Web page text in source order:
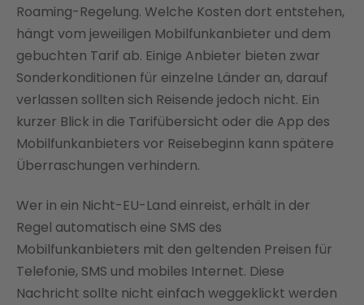
Roaming-Regelung. Welche Kosten dort entstehen,
hängt vom jeweiligen Mobilfunkanbieter und dem
gebuchten Tarif ab. Einige Anbieter bieten zwar
Sonderkonditionen für einzelne Länder an, darauf
verlassen sollten sich Reisende jedoch nicht. Ein
kurzer Blick in die Tarifübersicht oder die App des
Mobilfunkanbieters vor Reisebeginn kann spätere
Überraschungen verhindern.
Wer in ein Nicht-EU-Land einreist, erhält in der
Regel automatisch eine SMS des
Mobilfunkanbieters mit den geltenden Preisen für
Telefonie, SMS und mobiles Internet. Diese
Nachricht sollte nicht einfach weggeklickt werden